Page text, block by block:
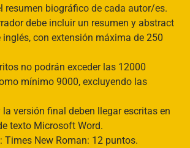
resumen biográfico de cada autor/es.
debe incluir un resumen y abstract
inglés, con extensión máxima de 250
no podrán exceder las 12000
mínimo 9000, excluyendo las
la versión final deben llegar escritas en
texto Microsoft Word.
Times New Roman: 12 puntos.